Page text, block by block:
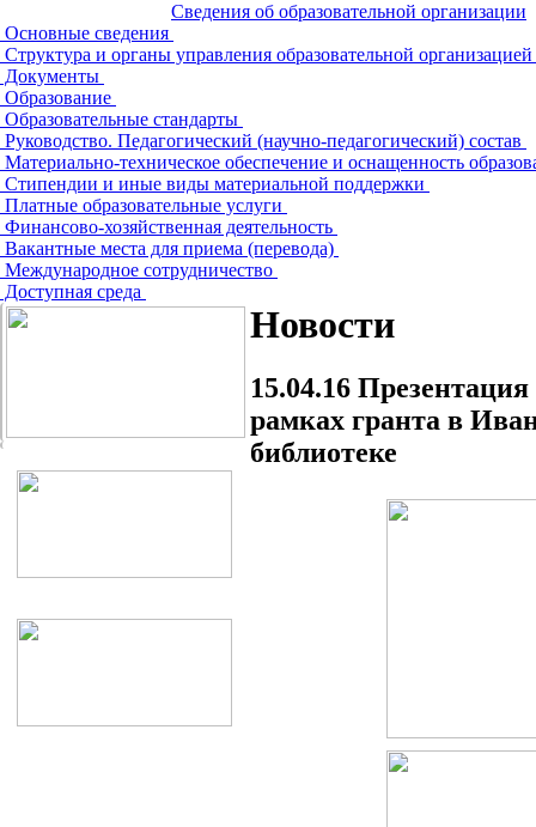
Сведения об образовательной организации
Основные сведения
Структура и органы управления образовательной организацией
Документы
Образование
Образовательные стандарты
Руководство. Педагогический (научно-педагогический) состав
Материально-техническое обеспечение и оснащенность
Стипендии и иные виды материальной поддержки
Платные образовательные услуги
Финансово-хозяйственная деятельность
Вакантные места для приема (перевода)
Международное сотрудничество
Доступная среда
Новости
15.04.16
рамках гранта в
библиотеке